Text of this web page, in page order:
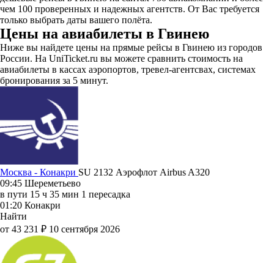
чем 100 проверенных и надежных агентств. От Вас требуется
только выбрать даты вашего полёта.
Цены на авиабилеты в Гвинею
Ниже вы найдете цены на прямые рейсы в Гвинею из городов
России. На UniTicket.ru вы можете сравнить стоимость на
авиабилеты в кассах аэропортов, тревел-агентсвах, системах
бронирования за 5 минут.
Москва - Конакри SU 2132 Аэрофлот Airbus A320
09:45 Шереметьево
в пути 15 ч 35 мин 1 пересадка
01:20 Конакри
Найти
от 43 231 ₽ 10 сентября 2026